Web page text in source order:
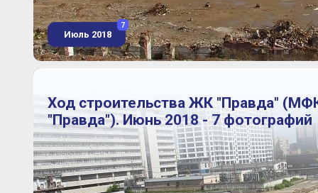
Июль 2018
7
Ход строительства ЖК "Правда"
"Правда"). Июнь 2018 - 7 фотографий